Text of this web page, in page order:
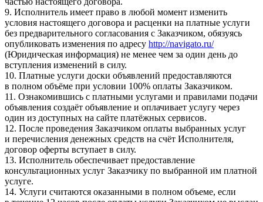
9. Исполнитель имеет право в любой момент изменить
условия настоящего договора и расценки на платные услуги
без предварительного согласования с Заказчиком, обязуясь
опубликовать изменения по адресу http://navigato.ru/
(Юридическая информация) не менее чем за один день до
вступления изменений в силу.
10. Платные услуги доски объявлений предоставляются
в полном объёме при условии 100% оплаты Заказчиком.
11. Ознакомившись с платными услугами и правилами подачи
объявления создаёт объявление и оплачивает услугу через
один из доступных на сайте платёжных сервисов.
12. После проведения Заказчиком оплаты выбранных услуг
и перечисления денежных средств на счёт Исполнителя,
договор оферты вступает в силу.
13. Исполнитель обеспечивает предоставление
консультационных услуг Заказчику по выбранной им платной
услуге.
14. Услуги считаются оказанными в полном объеме, если